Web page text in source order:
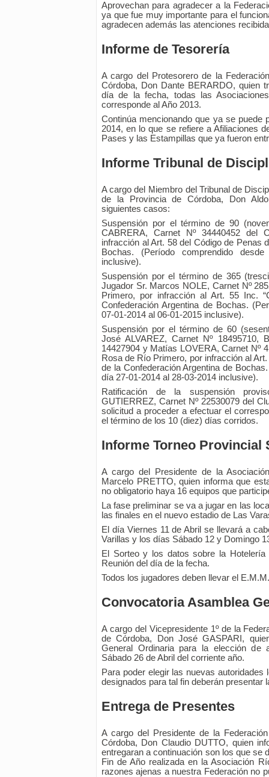
Aprovechan para agradecer a la
ya que fue muy importante para el
agradecen además las atenciones
Informe de Tesorería
A cargo del Protesorero de la
Córdoba, Don Dante BERARDO, quien
día de la fecha, todas las
corresponde al Año 2013.
Continúa mencionando que ya se puede
2014, en lo que se refiere a Afiliaciones
Pases y las Estampillas que ya fueron
Informe Tribunal de
A cargo del Miembro del Tribunal de
de la Provincia de Córdoba, Don
siguientes casos:
Suspensión por el término de 90
CABRERA, Carnet Nº 34440452 del
infracción al Art. 58 del Código de Penas
Bochas. (Período comprendido
inclusive).
Suspensión por el término de 365
Jugador Sr. Marcos NOLE, Carnet Nº
Primero, por infracción al Art. 55 Inc.
Confederación Argentina de Bochas.
07-01-2014 al 06-01-2015 inclusive).
Suspensión por el término de 60
José ALVAREZ, Carnet Nº 18495710,
14427904 y Matías LOVERA, Carnet Nº
Rosa de Río Primero, por infracción al
de la Confederación Argentina de
día 27-01-2014 al 28-03-2014 inclusive).
Ratificación de la suspensión
GUTIERREZ, Carnet Nº 22530079 del
solicitud a proceder a efectuar el
el término de los 10 (diez) días corridos.
Informe Torneo Provincial
A cargo del Presidente de la
Marcelo PRETTO, quien informa que
no obligatorio haya 16 equipos que
La fase preliminar se va a jugar en las
las finales en el nuevo estadio de Las
El día Viernes 11 de Abril se llevará a
Varillas y los días Sábado 12 y Domingo
El Sorteo y los datos sobre la
Reunión del día de la fecha.
Todos los jugadores deben llevar el
Convocatoria Asamblea
A cargo del Vicepresidente 1º de la
de Córdoba, Don José GASPARI,
General Ordinaria para la elección de
Sábado 26 de Abril del corriente año.
Para poder elegir las nuevas
designados para tal fin deberán presentar
Entrega de Presentes
A cargo del Presidente de la
Córdoba, Don Claudio DUTTO, quien
entregaran a continuación son los que se
Fin de Año realizada en la Asociación
razones ajenas a nuestra Federación no